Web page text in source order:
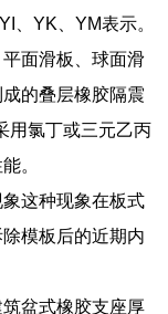
、YK、YM表示。
面滑板、球面滑
的叠层橡胶隔震
用氯丁或三元乙丙
。
这种现象在板式
模板后的近期内
盆式橡胶支座厚